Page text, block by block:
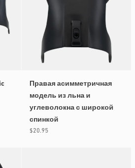
Правая асимметричная
модель из льна и
углеволокна с широкой
спинкой
Обычная
$20.95